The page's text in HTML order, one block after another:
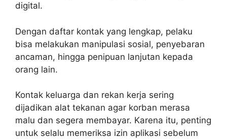
digital.
Dengan daftar kontak yang lengkap, pelaku
bisa melakukan manipulasi sosial, penyebaran
ancaman, hingga penipuan lanjutan kepada
orang lain.
Kontak keluarga dan rekan kerja sering
dijadikan alat tekanan agar korban merasa
malu dan segera membayar. Karena itu, penting
untuk selalu memeriksa izin aplikasi sebelum